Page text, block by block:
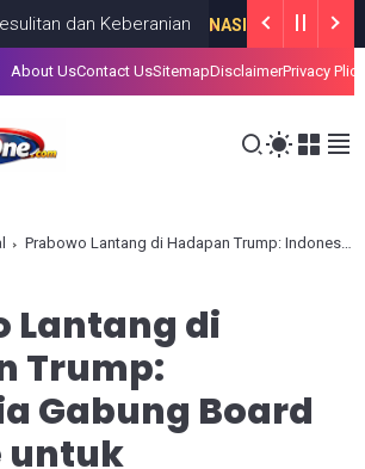
dan Keberanian NASIONALAUGUST 08, 2026
About UsContact UsSitemapDisclaimerPrivacy Plice
Prabowo Lantang di Hadapan Trump: Indonesia Gabung Board of Peace untuk Perdamaian Palestina!
Lantang di
Trump:
Gabung Board
untuk